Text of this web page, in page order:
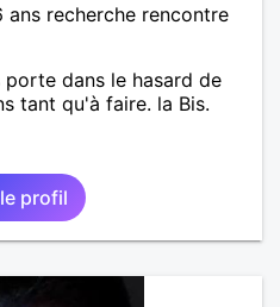
recherche rencontre
dans le hasard de
tant qu'à faire. la Bis.
profil